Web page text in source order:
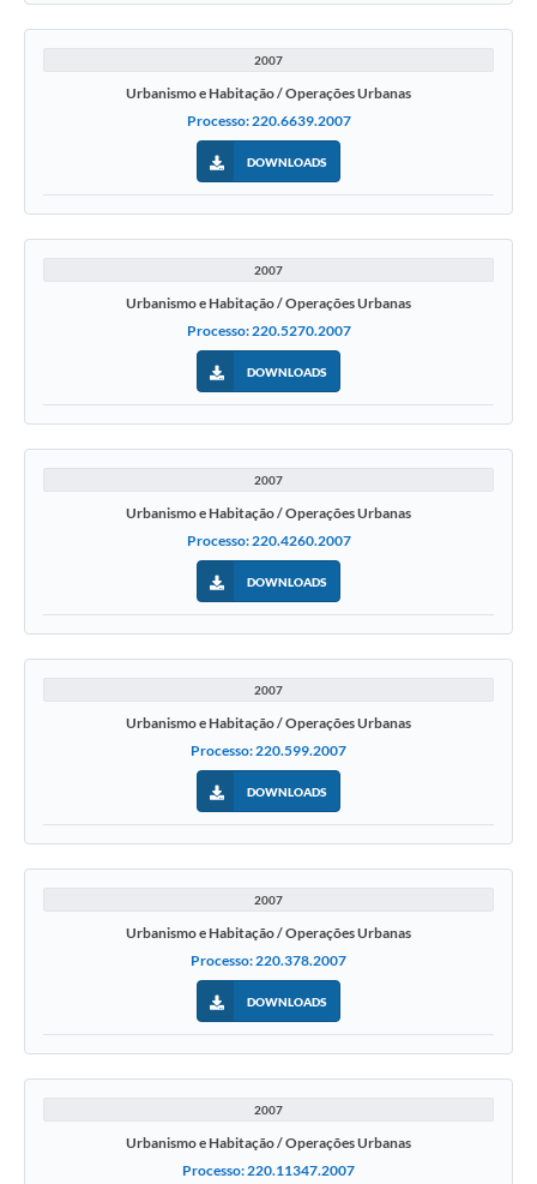
2007
Urbanismo e Habitação / Operações Urbanas
Processo: 220.6639.2007
DOWNLOADS
2007
Urbanismo e Habitação / Operações Urbanas
Processo: 220.5270.2007
DOWNLOADS
2007
Urbanismo e Habitação / Operações Urbanas
Processo: 220.4260.2007
DOWNLOADS
2007
Urbanismo e Habitação / Operações Urbanas
Processo: 220.599.2007
DOWNLOADS
2007
Urbanismo e Habitação / Operações Urbanas
Processo: 220.378.2007
DOWNLOADS
2007
Urbanismo e Habitação / Operações Urbanas
Processo: 220.11347.2007